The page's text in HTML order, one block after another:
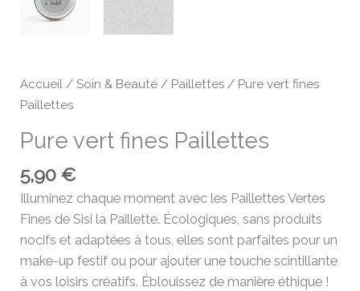
Accueil /Soin & Beauté / Paillettes / Pure vert fines
Paillettes
Pure vert fines Paillettes
5,90€
Illuminez chaque moment avec les Paillettes Vertes
Fines de Sisi la Paillette. Écologiques, sans produits
nocifs et adaptées à tous, elles sont parfaites pour un
make-up festif ou pour ajouter une touche scintillante
à vos loisirs créatifs. Éblouissez de manière éthique !